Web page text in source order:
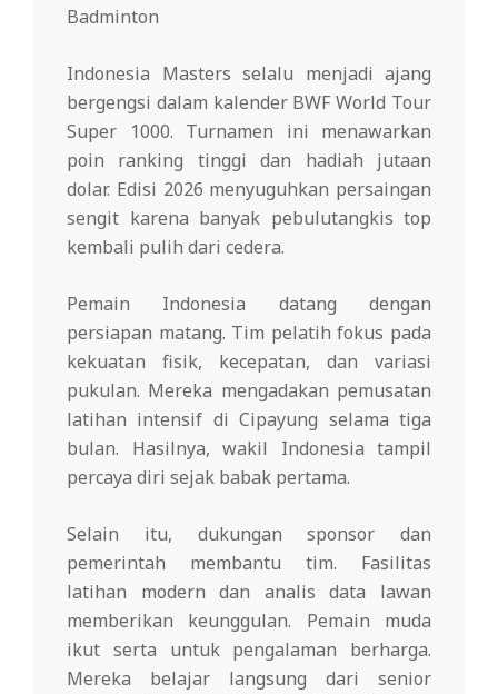
Badminton
Indonesia Masters selalu menjadi ajang
bergengsi dalam kalender BWF World Tour
Super 1000. Turnamen ini menawarkan
poin ranking tinggi dan hadiah jutaan
dolar. Edisi 2026 menyuguhkan persaingan
sengit karena banyak pebulutangkis top
kembali pulih dari cedera.
Pemain Indonesia datang dengan
persiapan matang. Tim pelatih fokus pada
kekuatan fisik, kecepatan, dan variasi
pukulan. Mereka mengadakan pemusatan
latihan intensif di Cipayung selama tiga
bulan. Hasilnya, wakil Indonesia tampil
percaya diri sejak babak pertama.
Selain itu, dukungan sponsor dan
pemerintah membantu tim. Fasilitas
latihan modern dan analis data lawan
memberikan keunggulan. Pemain muda
ikut serta untuk pengalaman berharga.
Mereka belajar langsung dari senior